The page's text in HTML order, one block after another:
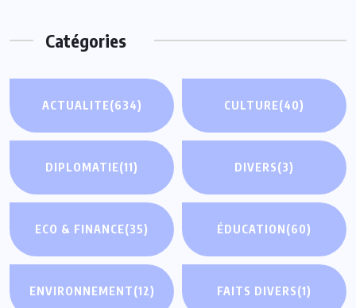
Catégories
ACTUALITE(634) CULTURE(40)
DIPLOMATIE(11) DIVERS(3)
ECO & FINANCE(35) ÉDUCATION(60)
ENVIRONNEMENT(12) FAITS DIVERS(1)